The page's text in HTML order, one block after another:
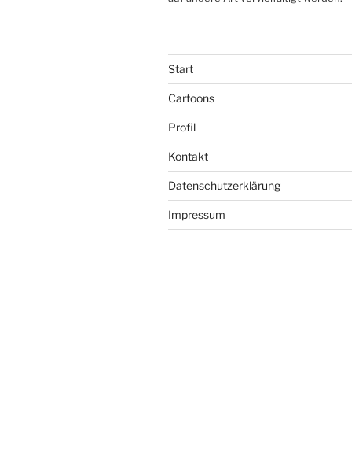
Start
Cartoons
Profil
Kontakt
Datenschutzerklärung
Impressum